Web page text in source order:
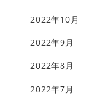
2022年10月
2022年9月
2022年8月
2022年7月